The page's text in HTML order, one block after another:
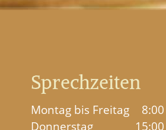
Sprechzeiten
Montag bis Freitag
Donnerstag